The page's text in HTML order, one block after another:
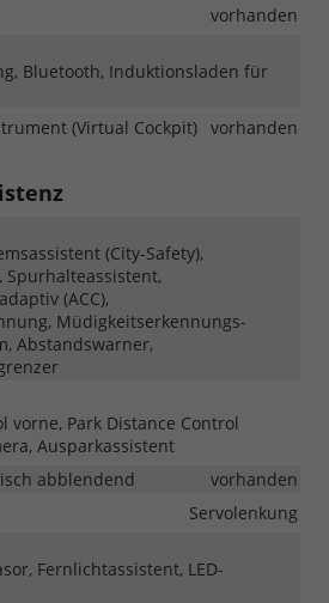
vorhanden
Bluetooth, Induktionsladen für
(Virtual Cockpit) vorhanden
(City-Safety),
Spurhalteassistent,
(ACC),
Müdigkeitserkennungs-
Abstandswarner,
vorne, Park Distance Control
Ausparkassistent
abblendend
vorhanden
Servolenkung
Fernlichtassistent, LED-